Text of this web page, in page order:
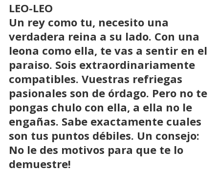
LEO-LEO
Un rey como tu, necesito una
verdadera reina a su lado. Con una
leona como ella, te vas a sentir en el
paraiso. Sois extraordinariamente
compatibles. Vuestras refriegas
pasionales son de órdago. Pero no te
pongas chulo con ella, a ella no le
engañas. Sabe exactamente cuales
son tus puntos débiles. Un consejo:
No le des motivos para que te lo
demuestre!